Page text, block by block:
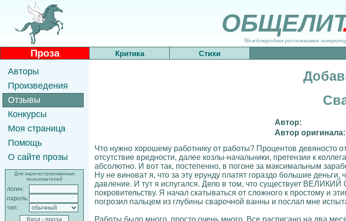
Международная русскоязычная
Проза Критика Стихи
Авторы
Произведения
Отзывы
Конкурсы
Моя страница
Помощь
О сайте прозы
Для зарегистрированных
пользователей
логин:
пароль:
тип:
Автор:
Автор оригинала:
Что нужно хорошему работнику от работы? Процентов девяносто
отсутствие вредности, далее козлы-начальники, претензии к
абсолютно. И вот так, постепенно, в погоне за максимальным
Ну не виноват я, что за эту ерунду платят гораздо большие
давление. И тут я испугался. Дело в том, что существует
покровительству. Я начал скатываться от сложного к простому и
погрозил пальцем из глубины сварочной ванны и послал мне
Работы было много, просто очень много. Все расписано на два